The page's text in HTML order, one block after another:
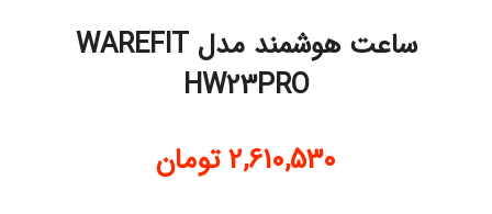
ساعت هوشمند مدل WAREFIT
HW23PRO
2,610,530 تومان